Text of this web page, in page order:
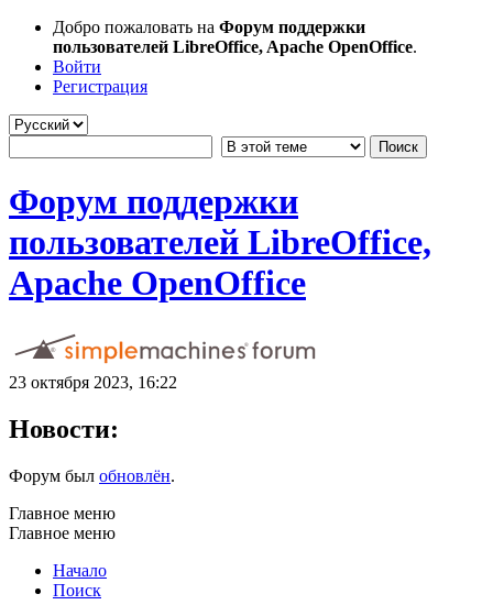
Добро пожаловать на Форум поддержки
пользователей LibreOffice, Apache OpenOffice.
Войти
Регистрация
Форум поддержки
пользователей LibreOffice,
Apache OpenOffice
23 октября 2023, 16:22
Новости:
Форум был обновлён.
Главное меню
Главное меню
Начало
Поиск